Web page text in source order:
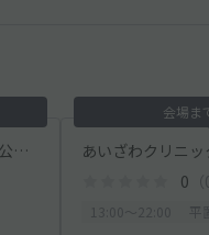
常陽銀行駐車場【大洗海上花火大会公式駐車場2026】
会場ま
0